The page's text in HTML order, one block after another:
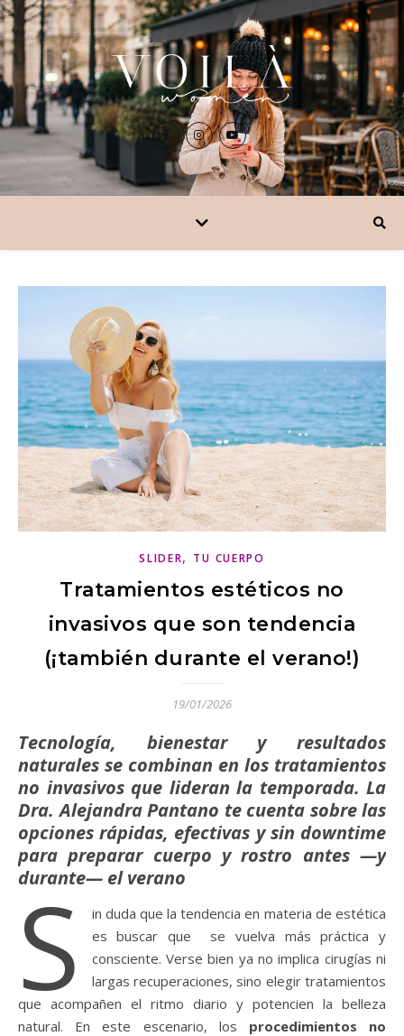
SLIDER, TU CUERPO
Tratamientos estéticos no
invasivos que son tendencia
(¡también durante el verano!)
19/01/2026
Tecnología, bienestar y resultados
naturales se combinan en los tratamientos
no invasivos que lideran la temporada. La
Dra. Alejandra Pantano te cuenta sobre las
opciones rápidas, efectivas y sin downtime
para preparar cuerpo y rostro antes —y
durante— el verano
S
in duda que la tendencia en materia de estética
es buscar que se vuelva más práctica y
consciente. Verse bien ya no implica cirugías ni
largas recuperaciones, sino elegir tratamientos
que acompañen el ritmo diario y potencien la belleza
natural. En este escenario, los procedimientos no